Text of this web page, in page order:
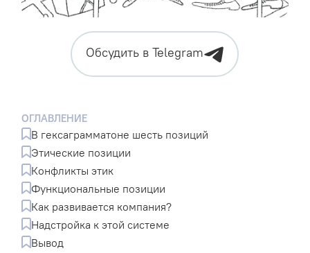
Обсудить в Telegram
ОГЛАВЛЕНИЕ
В гексаграмматоне шесть позиций
Этические позиции
Конфликты этик
Функциональные позиции
Как развивается компания?
Надстройка к этой системе
Вывод